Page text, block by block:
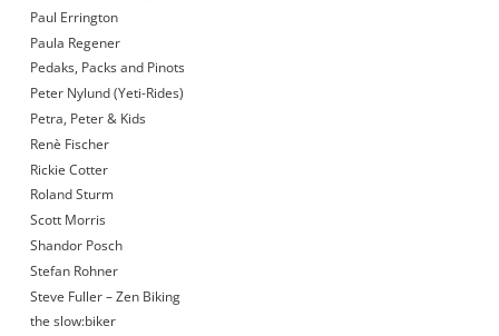
Paul Errington
Paula Regener
Pedaks, Packs and Pinots
Peter Nylund (Yeti-Rides)
Petra, Peter & Kids
Renè Fischer
Rickie Cotter
Roland Sturm
Scott Morris
Shandor Posch
Stefan Rohner
Steve Fuller – Zen Biking
the slow:biker